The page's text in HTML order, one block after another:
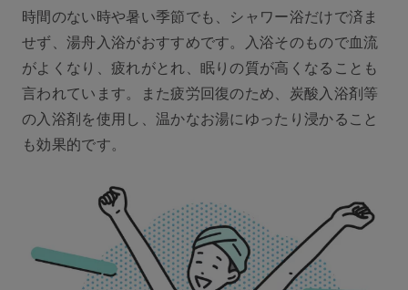
時間のない時や暑い季節でも、シャワー浴だけで済ま
せず、湯舟入浴がおすすめです。入浴そのもので血流
がよくなり、疲れがとれ、眠りの質が高くなることも
言われています。また疲労回復のため、炭酸入浴剤等
の入浴剤を使用し、温かなお湯にゆったり浸かること
も効果的です。